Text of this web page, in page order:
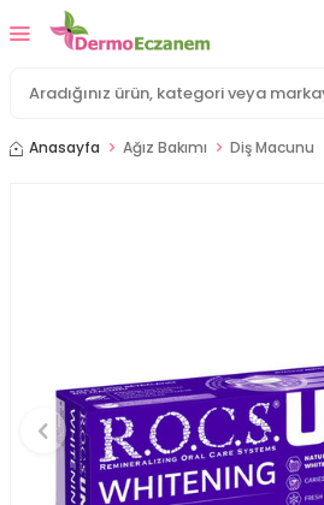
Anasayfa Ağız Bakımı Diş Macunu